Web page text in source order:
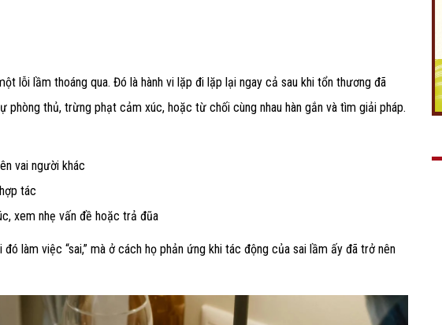
lỗi lầm thoáng qua. Đó là hành vi lặp đi lặp lại ngay cả sau khi tổn thương đã
thủ, trừng phạt cảm xúc, hoặc từ chối cùng nhau hàn gắn và tìm giải pháp.
vai người khác
tác
xem nhẹ vấn đề hoặc trả đũa
làm việc “sai,” mà ở cách họ phản ứng khi tác động của sai lầm ấy đã trở nên